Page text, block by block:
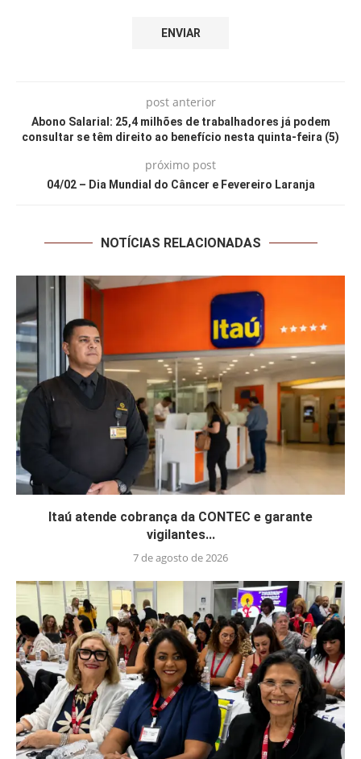
post anterior
Abono Salarial: 25,4 milhões de trabalhadores já podem
consultar se têm direito ao benefício nesta quinta-feira (5)
próximo post
04/02 – Dia Mundial do Câncer e Fevereiro Laranja
NOTÍCIAS RELACIONADAS
Itaú atende cobrança da CONTEC e garante
vigilantes...
7 de agosto de 2026